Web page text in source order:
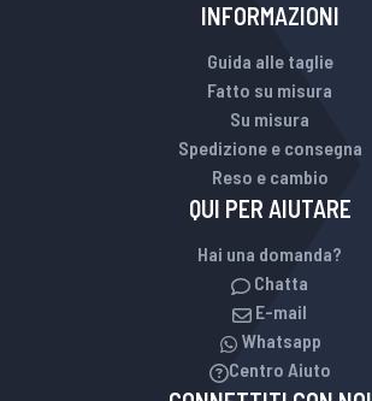
INFORMAZIONI
Guida alle taglie
Fatto su misura
Su misura
Spedizione e consegna
Reso e cambio
QUI PER AIUTARE
Hai una domanda?
Chatta
E-mail
Whatsapp
Centro Aiuto